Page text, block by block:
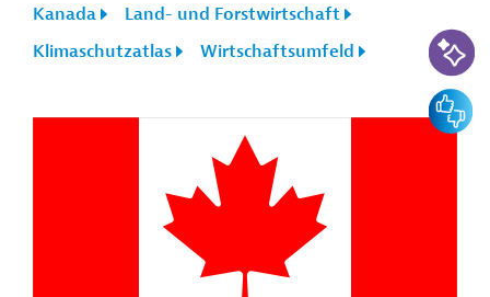
Kanada
Land- und Forstwirtschaft
Klimaschutzatlas
Wirtschaftsumfeld
KI-